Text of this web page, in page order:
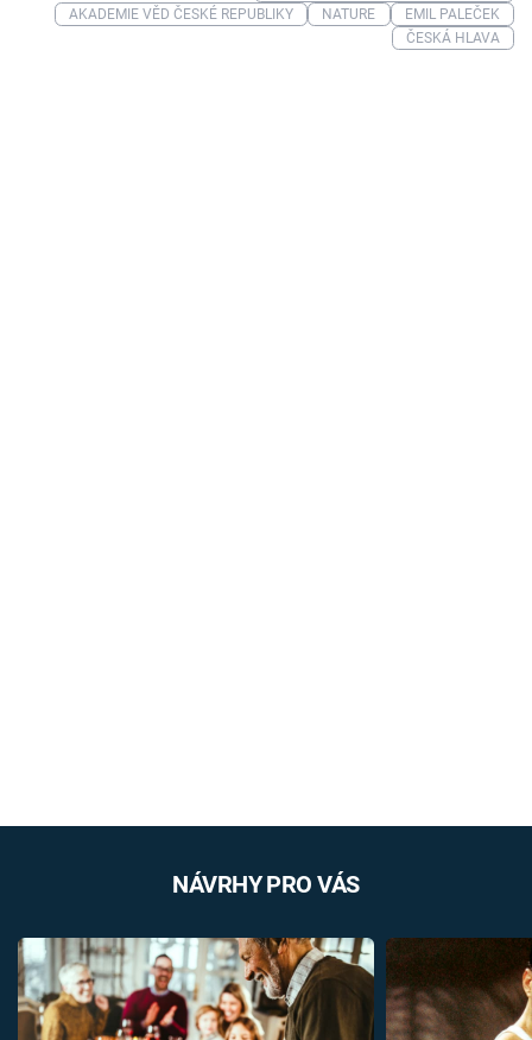
AKADEMIE VĚD ČESKÉ REPUBLIKY
NATURE
EMIL PALEČEK
ČESKÁ HLAVA
NÁVRHY PRO VÁS